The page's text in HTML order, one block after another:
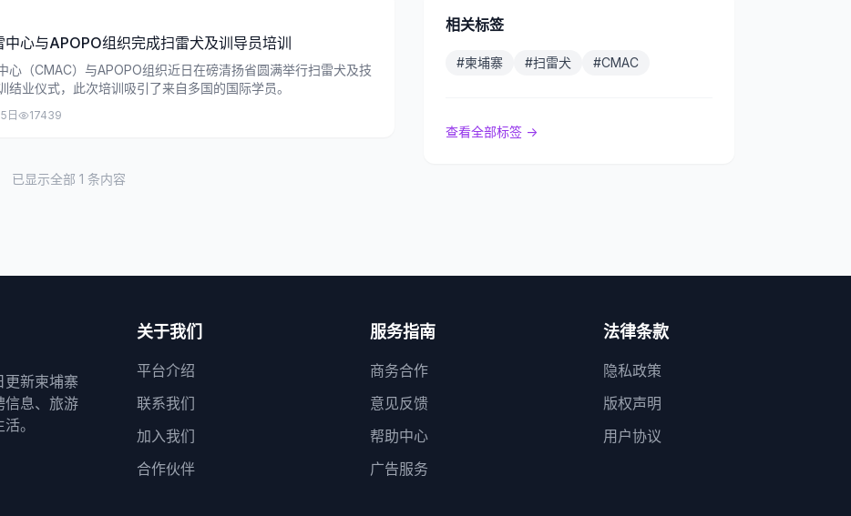
中心与APOPO组织完成扫雷犬及训导员培训
心（CMAC）与APOPO组织近日在磅清扬省圆满举行扫雷犬及技
结业仪式，此次培训吸引了来自多国的国际学员。
日 17439
已显示全部 1 条内容
相关标签
#柬埔寨 #扫雷犬 #CMAC
查看全部标签 →
更新柬埔寨
信息、旅游
。
关于我们
平台介绍
联系我们
加入我们
合作伙伴
服务指南
商务合作
意见反馈
帮助中心
广告服务
法律条款
隐私政策
版权声明
用户协议